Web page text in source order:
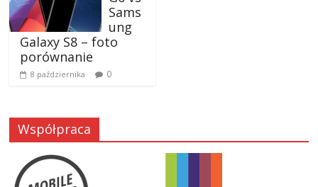
Sams
ung
Galaxy S8 – foto
porównanie
8 października 0
Współpraca